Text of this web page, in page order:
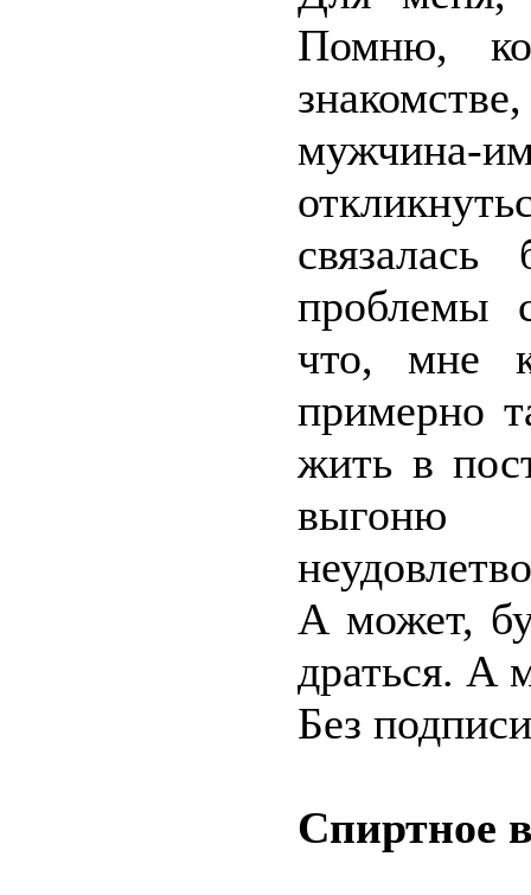
Помню,
мужчина-
проблемы
что, мне
примерно
жить в
А может,
драться. А
Без подписи
Cпиртное